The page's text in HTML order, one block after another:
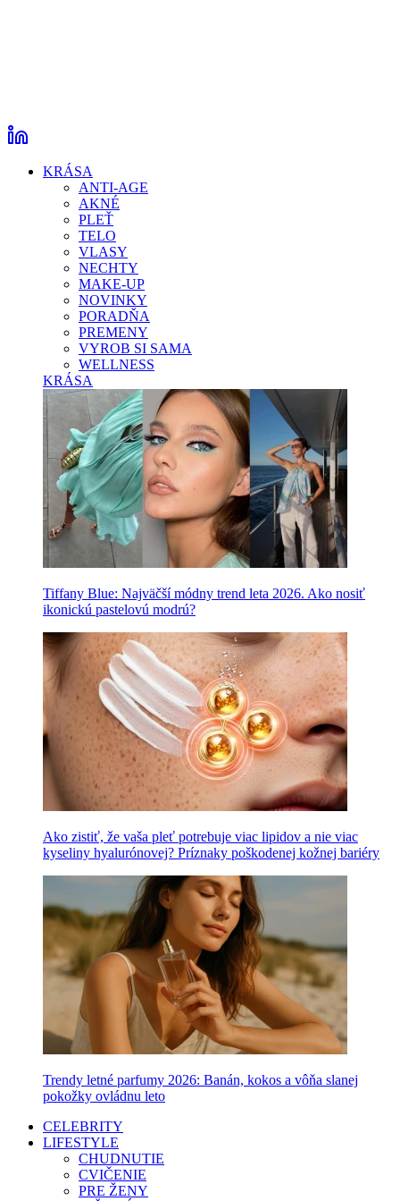
KRÁSA
ANTI-AGE
AKNÉ
PLEŤ
TELO
VLASY
NECHTY
MAKE-UP
NOVINKY
PORADŇA
PREMENY
VYROB SI SAMA
WELLNESS
KRÁSA
Tiffany Blue: Najväčší módny trend leta 2026. Ako nosiť
ikonickú pastelovú modrú?
Ako zistiť, že vaša pleť potrebuje viac lipidov a nie viac
kyseliny hyalurónovej? Príznaky poškodenej kožnej bariéry
Trendy letné parfumy 2026: Banán, kokos a vôňa slanej
pokožky ovládnu leto
CELEBRITY
LIFESTYLE
CHUDNUTIE
CVIČENIE
PRE ŽENY